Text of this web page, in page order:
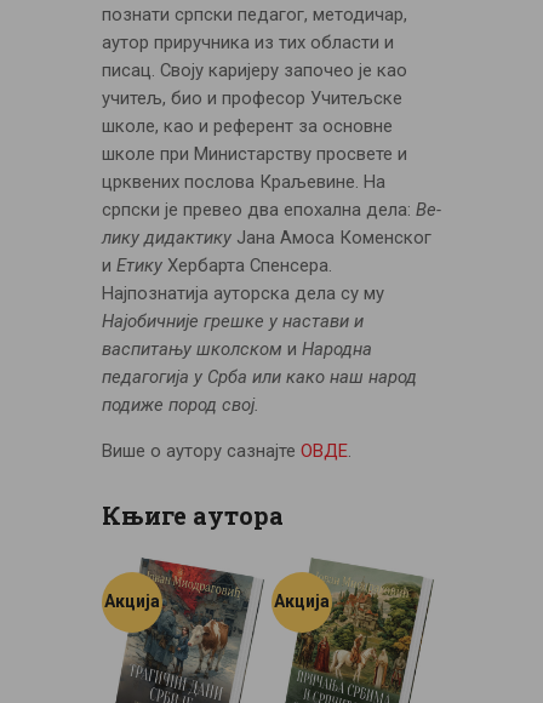
познати српски педагог, методичар,
аутор приручника из тих области и
писац. Своју каријеру започео је као
учитељ, био и професор Учитељске
школе, као и референт за основне
школе при Министарству просвете и
црквених послова Краљевине. На
српски је превео два епохална дела: Ве­­­­­­­
лику дидактику Јана Амоса Коменског
и Етику Хербарта Спенсера.
Најпознатија ауторска дела су му
Најобичније грешке у настави и
васпитању школском и Народна
педагогија у Срба или како наш народ
подиже пород свој.
Више о аутору сазнајте ОВДЕ.
Књиге аутора
Акција Акција